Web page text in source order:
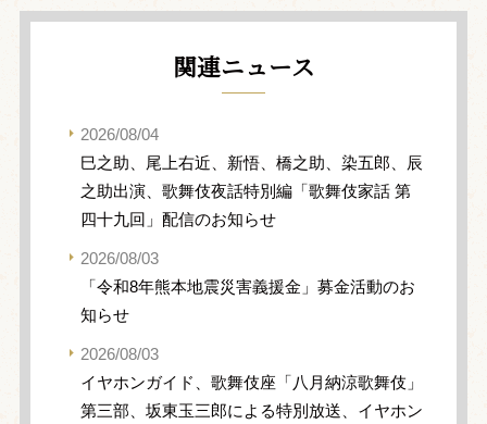
関連ニュース
2026/08/04
巳之助、尾上右近、新悟、橋之助、染五郎、辰
之助出演、歌舞伎夜話特別編「歌舞伎家話 第
四十九回」配信のお知らせ
2026/08/03
「令和8年熊本地震災害義援金」募金活動のお
知らせ
2026/08/03
イヤホンガイド、歌舞伎座「八月納涼歌舞伎」
第三部、坂東玉三郎による特別放送、イヤホン